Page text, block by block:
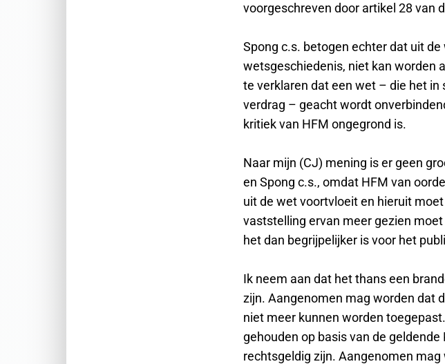
voorgeschreven door artikel 28 van
Spong c.s. betogen echter dat uit
wetsgeschiedenis, niet kan worden
te verklaren dat een wet – die het in
verdrag – geacht wordt
kritiek van HFM ongegrond is.
Naar mijn (CJ) mening is er geen
en Spong c.s., omdat HFM van
uit de wet voortvloeit en hieruit
vaststelling ervan meer gezien
het dan begrijpelijker is voor het
Ik neem aan dat het thans een
zijn. Aangenomen mag worden dat
niet meer kunnen worden
gehouden op basis van de
rechtsgeldig zijn. Aangenomen